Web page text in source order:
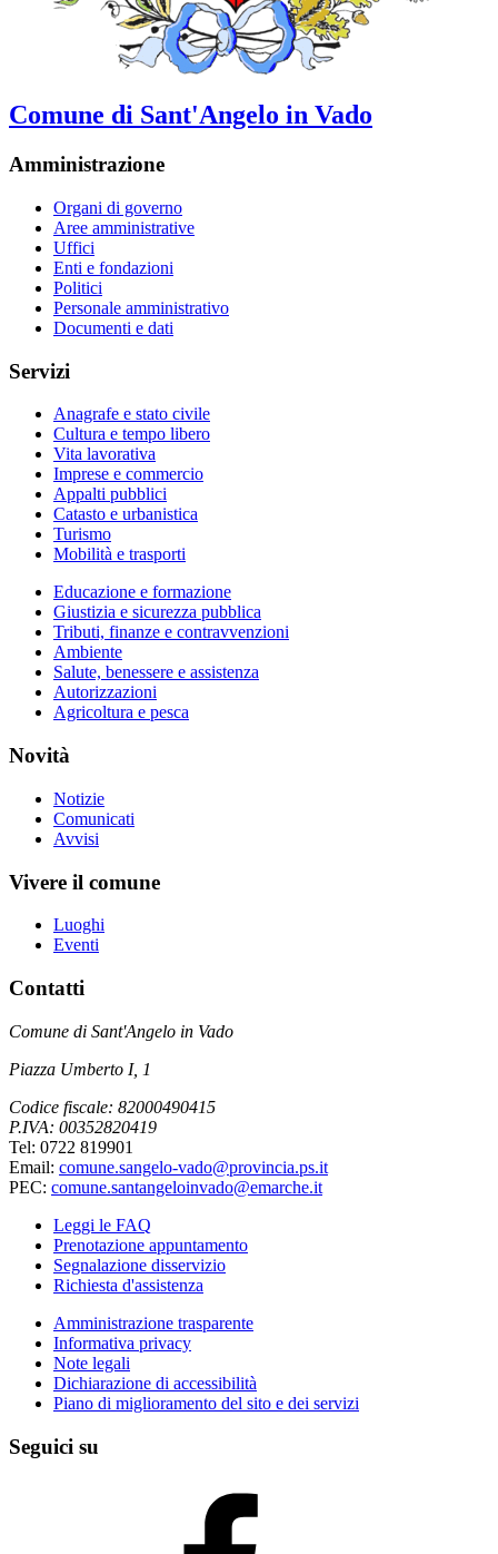
Comune di Sant'Angelo in Vado
Amministrazione
Organi di governo
Aree amministrative
Uffici
Enti e fondazioni
Politici
Personale amministrativo
Documenti e dati
Servizi
Anagrafe e stato civile
Cultura e tempo libero
Vita lavorativa
Imprese e commercio
Appalti pubblici
Catasto e urbanistica
Turismo
Mobilità e trasporti
Educazione e formazione
Giustizia e sicurezza pubblica
Tributi, finanze e contravvenzioni
Ambiente
Salute, benessere e assistenza
Autorizzazioni
Agricoltura e pesca
Novità
Notizie
Comunicati
Avvisi
Vivere il comune
Luoghi
Eventi
Contatti
Comune di Sant'Angelo in Vado
Piazza Umberto I, 1
Codice fiscale: 82000490415
P.IVA: 00352820419
Tel: 0722 819901
Email: comune.sangelo-vado@provincia.ps.it
PEC: comune.santangeloinvado@emarche.it
Leggi le FAQ
Prenotazione appuntamento
Segnalazione disservizio
Richiesta d'assistenza
Amministrazione trasparente
Informativa privacy
Note legali
Dichiarazione di accessibilità
Piano di miglioramento del sito e dei servizi
Seguici su